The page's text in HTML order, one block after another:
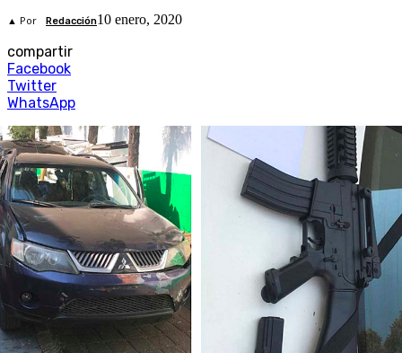
▲ Por Redacción10 enero, 2020
compartir
Facebook
Twitter
WhatsApp